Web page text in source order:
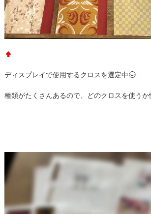
ディスプレイで使用するクロスを選定中
種類がたくさんあるので、どのクロスを使うか